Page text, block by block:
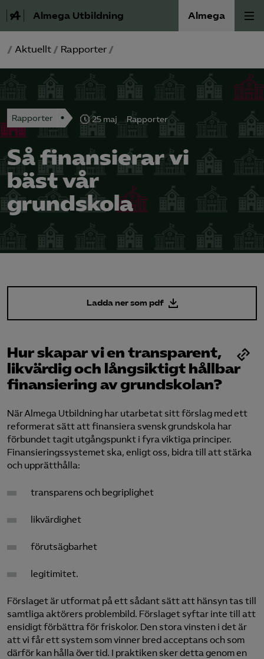
Almega Utbildning Almega
Press
Våra frågor
Skoljuridik
Förbundets råd
Medlem
Om Almega Utbildning
Bli medlem
Logga in på Arbetsgivarguiden
Sök på almegautbildning.se
/ Aktuellt / Rapporter /
Rapporter 25 maj Rapporter
Så finansierar vi
bäst vår
grundskola
Hur skapar vi en transparent,
likvärdig och långsiktigt hållbar
finansiering av grundskolan?
När Almega Utbildning har utarbetat sitt förslag med ett
reformerat sätt att finansiera svensk grundskola har
förbundet tagit utgångspunkt i fyra viktiga principer.
Finansieringssystemet ska, enligt oss, bidra till att stärka
och upprätthålla:
transparens och begriplighet
likvärdighet
förutsägbarhet
legitimitet.
Förslaget är utformat på ett sådant sätt att hänsyn tas till
samtliga aktörers problembild. Förslaget syftar inte till att
ensidigt förbättra för friskolor. Den stora vinsten i det är
att vi får ett system som vinner bred acceptans och som
därför kan hålla över tid. I praktiken sker detta genom en
Ladda ner som pdf